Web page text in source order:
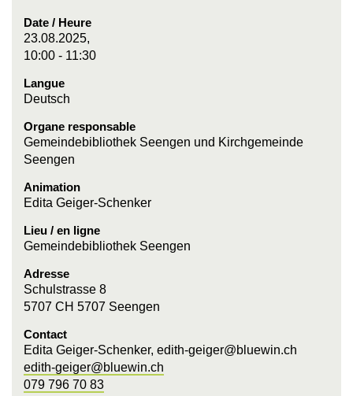
Date / Heure
23.08.2025,
10:00 - 11:30
Langue
Deutsch
Organe responsable
Gemeindebibliothek Seengen und Kirchgemeinde
Seengen
Animation
Edita Geiger-Schenker
Lieu / en ligne
Gemeindebibliothek Seengen
Adresse
Schulstrasse 8
5707 CH 5707 Seengen
Contact
Edita Geiger-Schenker, edith-geiger@bluewin.ch
edith-geiger@bluewin.ch
079 796 70 83